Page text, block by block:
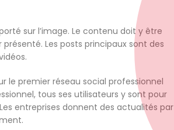
sur l’image. Le contenu doit y être
Les posts principaux sont des
le premier réseau social professionnel
tous ses utilisateurs y sont pour
entreprises donnent des actualités par